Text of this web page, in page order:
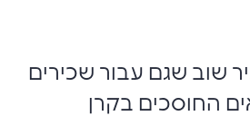
שוב שגם עבור שכירים
החוסכים בקרן